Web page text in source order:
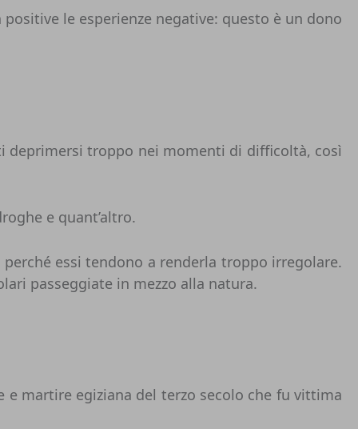
le esperienze negative: questo è un dono
deprimersi troppo nei momenti di difficoltà, così
e quant’altro.
essi tendono a renderla troppo irregolare.
passeggiate in mezzo alla natura.
e martire egiziana del terzo secolo che fu vittima